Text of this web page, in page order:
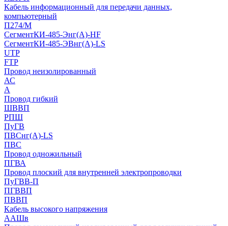
Кабель информационный для передачи данных,
компьютерный
П274/М
СегментКИ-485-Энг(А)-HF
СегментКИ-485-ЭВнг(А)-LS
UTP
FTP
Провод неизолированный
АС
А
Провод гибкий
ШВВП
РПШ
ПуГВ
ПВСнг(А)-LS
ПВС
Провод одножильный
ПГВА
Провод плоский для внутренней электропроводки
ПуГВВ-П
ПГВВП
ПВВП
Кабель высокого напряжения
ААШв